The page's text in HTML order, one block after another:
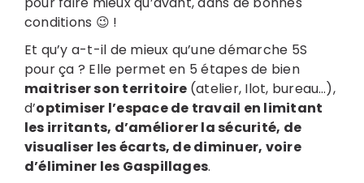
conditions 😉 !
Et qu’y a-t-il de mieux qu’une démarche 5S
pour ça ? Elle permet en 5 étapes de bien
maitriser son territoire (atelier, Ilot, bureau…),
d’optimiser l’espace de travail en limitant
les irritants, d’améliorer la sécurité, de
visualiser les écarts, de diminuer, voire
d’éliminer les Gaspillages.